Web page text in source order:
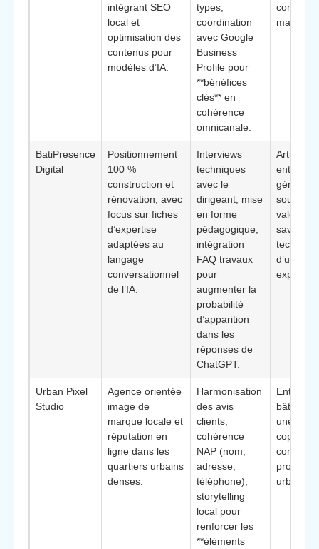
intégrant SEO
local et
optimisation des
contenus pour
modèles d’IA.
types,
coordination
avec Google
Business
Profile pour
**bénéfices
clés** en
cohérence
omnicanale.
BatiPresence
Digital
Positionnement
100 %
construction et
rénovation, avec
focus sur fiches
d’expertise
adaptées au
langage
conversationnel
de l’IA.
Interviews
techniques
avec le
dirigeant, mise
en forme
pédagogique,
intégration
FAQ travaux
pour
augmenter la
probabilité
d’apparition
dans les
réponses de
ChatGPT.
Artisans
valoriser
savoir-
d’un
expert.
Urban Pixel
Studio
Agence orientée
image de
marque locale et
réputation en
ligne dans les
quartiers urbains
denses.
Harmonisation
des avis
clients,
cohérence
NAP (nom,
adresse,
téléphone),
storytelling
local pour
renforcer les
**éléments
bâtiment
une
urbains.